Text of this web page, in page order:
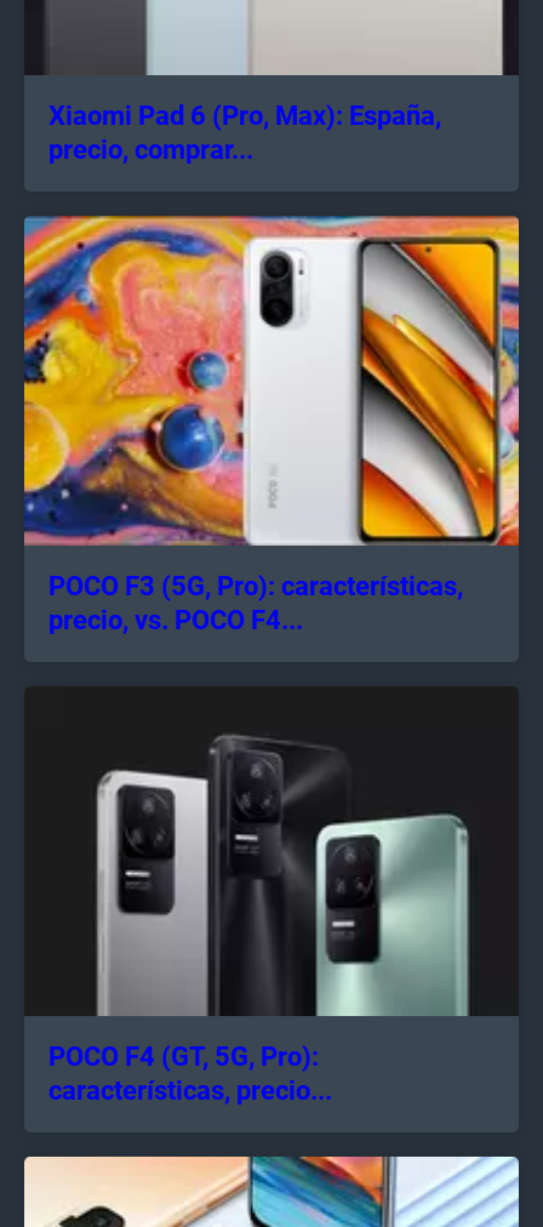
Xiaomi Pad 6 (Pro, Max): España,
precio, comprar...
POCO F3 (5G, Pro): características,
precio, vs. POCO F4...
POCO F4 (GT, 5G, Pro):
características, precio...